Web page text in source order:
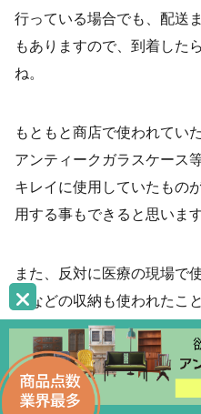
行っている場合でも、配送
もありますので、到着した
ね。
もともと商店で使われてい
アンティークガラスケース
キレイに使用していたもの
用する事もできると思います
また、反対に医療の現場で
液などの収納も使われたこ
干付いているものも中には
おすすめできません。店舗
を陳列する什器として使う